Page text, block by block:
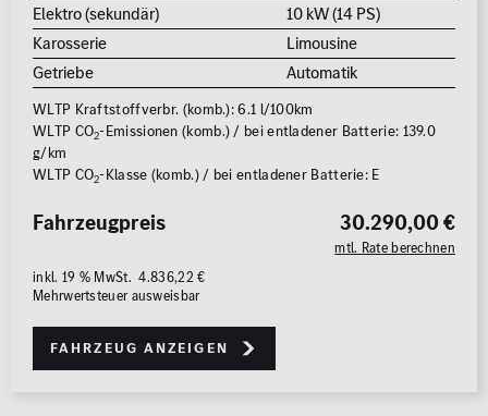
Elektro (sekundär)
10 kW (14 PS)
Karosserie
Limousine
Getriebe
Automatik
WLTP Kraftstoffverbr. (komb.): 6.1 l/100km
WLTP CO2-Emissionen (komb.) / bei entladener Batterie: 139.0
g/km
WLTP CO2-Klasse (komb.) / bei entladener Batterie: E
30.290,00 €
mtl. Rate berechnen
Fahrzeugpreis
inkl. 19 % MwSt. 4.836,22 €
Mehrwertsteuer ausweisbar
Fahrzeug anzeigen